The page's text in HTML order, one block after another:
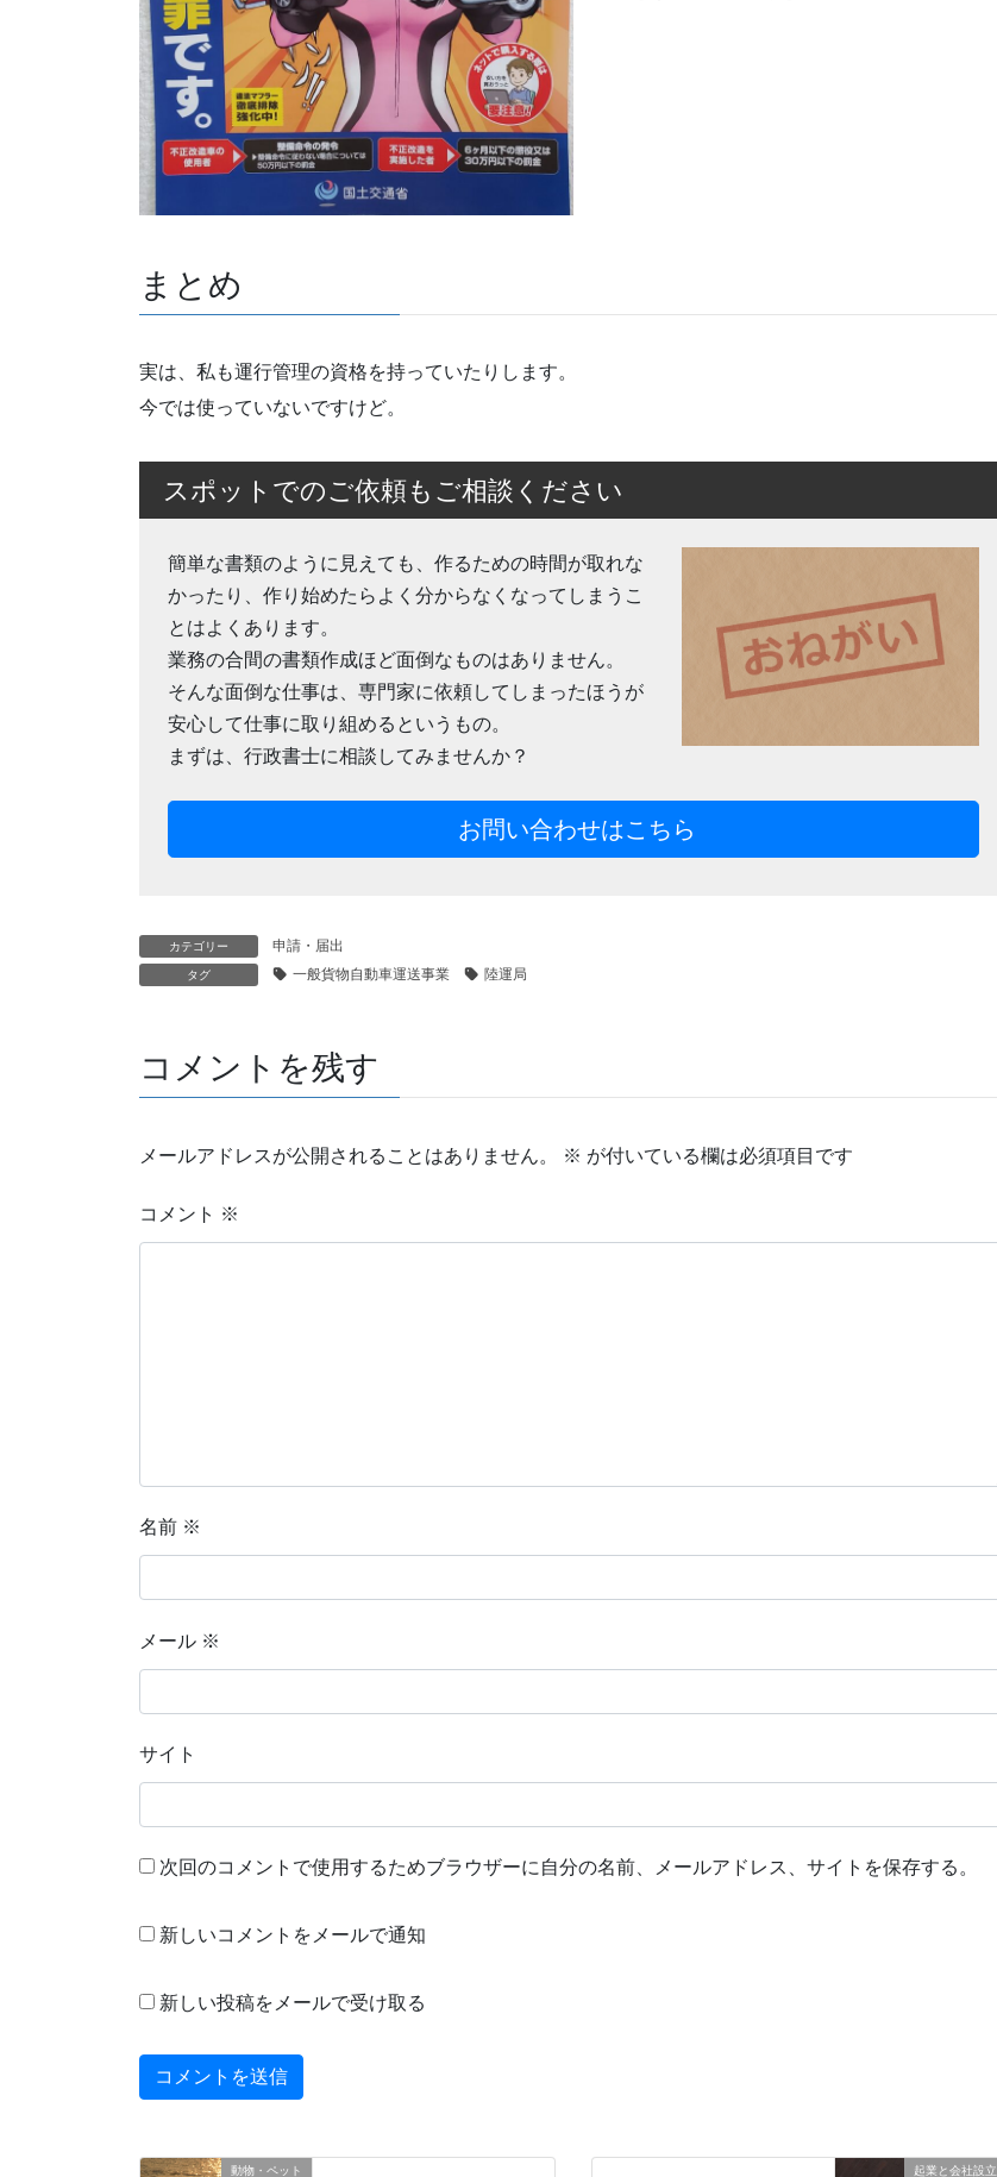
まとめ
実は、私も運行管理の資格を持っていたりします。
今では使っていないですけど。
スポットでのご依頼もご相談ください
簡単な書類のように見えても、作るための時間が取れな
かったり、作り始めたらよく分からなくなってしまうこ
とはよくあります。
業務の合間の書類作成ほど面倒なものはありません。
そんな面倒な仕事は、専門家に依頼してしまったほうが
安心して仕事に取り組めるというもの。
まずは、行政書士に相談してみませんか？
お問い合わせはこちら
カテゴリー 申請・届出
タグ 一般貨物自動車運送事業 陸運局
コメントを残す
メールアドレスが公開されることはありません。 ※ が付いている欄は必須項目です
コメント ※
名前 ※
メール ※
サイト
次回のコメントで使用するためブラウザーに自分の名前、メールアドレス、サイトを保存する。
新しいコメントをメールで通知
新しい投稿をメールで受け取る
動物・ペット 起業と会社設立